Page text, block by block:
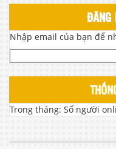
ĐĂNG
Nhập email của bạn để
Trong tháng: Số người